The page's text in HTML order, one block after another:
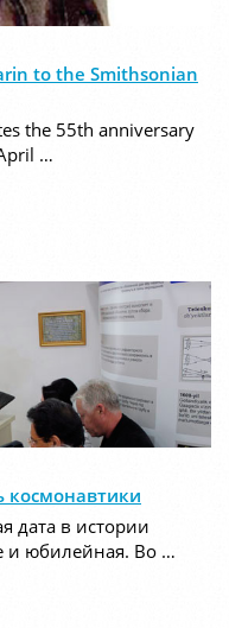
to the Smithsonian
the 55th anniversary
…
космонавтики
дата в истории
и юбилейная. Во …